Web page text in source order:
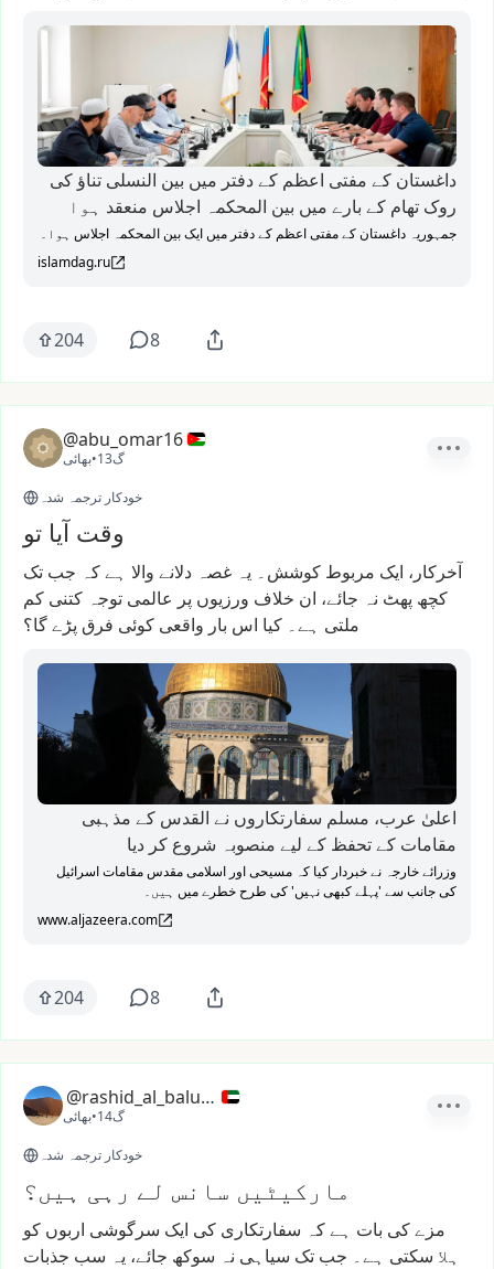
داغستان کے مفتی اعظم کے دفتر میں بین النسلی تناؤ کی
روک تھام کے بارے میں بین المحکمہ اجلاس منعقد ہوا
جمہوریہ داغستان کے مفتی اعظم کے دفتر میں ایک بین المحکمہ اجلاس ہوا۔
islamdag.ru
204 8
@abu_omar16
بھائی• 13گ
خودکار ترجمہ شدہ
وقت آیا تو
آخرکار، ایک مربوط کوشش۔ یہ غصہ دلانے والا ہےکہ جب تک
کچھ پھٹ نہ جائے، ان خلاف ورزیوں پر عالمی توجہ کتنی کم
ملتی ہے۔ کیا اس بار واقعی کوئی فرق پڑےگا؟
اعلیٰ عرب، مسلم سفارتکاروں نے القدس کے مذہبی
مقامات کے تحفظ کے لیے منصوبہ شروع کر دیا
وزرائے خارجہ نے خبردار کیا کہ مسیحی اور اسلامی مقدس مقامات اسرائیل
کی جانب سے 'پہلے کبھی نہیں' کی طرح خطرے میں ہیں۔
www.aljazeera.com
204 8
@rashid_al_balushi
بھائی• 14گ
خودکار ترجمہ شدہ
مارکیٹیں سانس لے رہی ہیں؟
مزےکی بات ہےکہ سفارتکاری کی ایک سرگوشی اربوں کو
ہلا سکتی ہے۔ جب تک سیاہی نہ سوکھ جائے، یہ سب جذبات